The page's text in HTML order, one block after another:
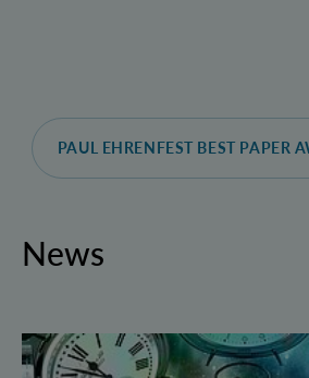
PAUL EHRENFEST BEST PAPER
News
Geborgte Zeit: Forscher spulen